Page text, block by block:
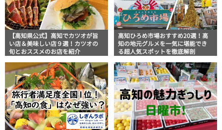
【高知県公式】高知でカツオが旨
い店＆美味しい店９選！カツオの
旬とおススメのお店を紹介
高知ひろめ市場おすすめ20選！高
知の地元グルメを一気に堪能でき
る超人気スポットを徹底解剖